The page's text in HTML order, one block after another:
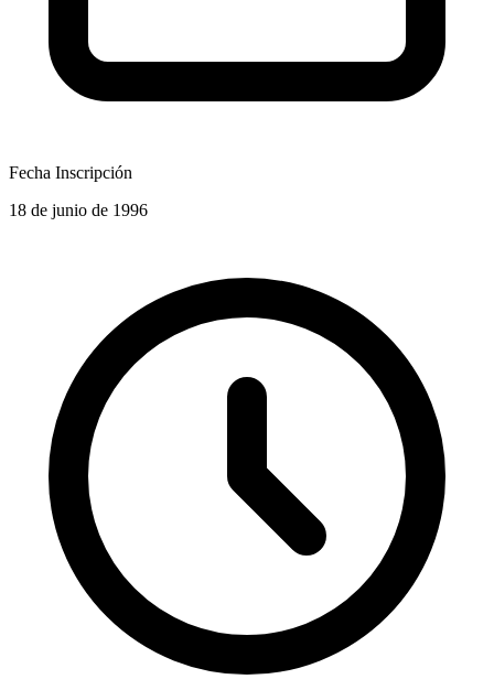
Fecha Inscripción
18 de junio de 1996